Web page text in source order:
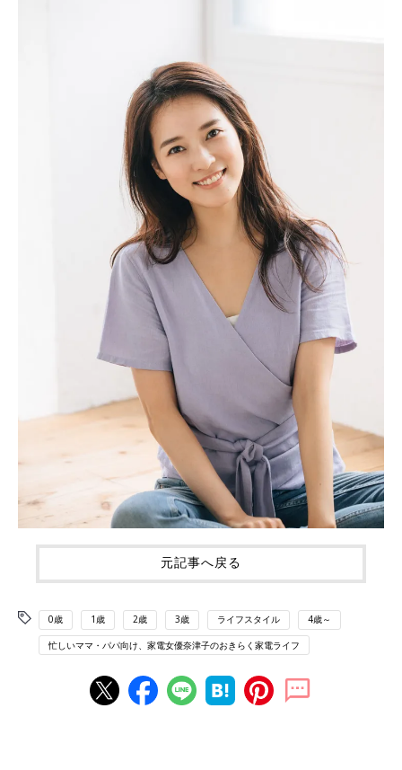
元記事へ戻る
0歳 1歳 2歳 3歳 ライフスタイル 4歳～
忙しいママ・パパ向け、家電女優奈津子のおきらく家電ライフ